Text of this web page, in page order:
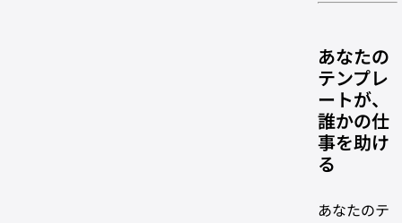
あなたの
テンプレ
ートが、
誰かの仕
事を助け
る
あなたのテ